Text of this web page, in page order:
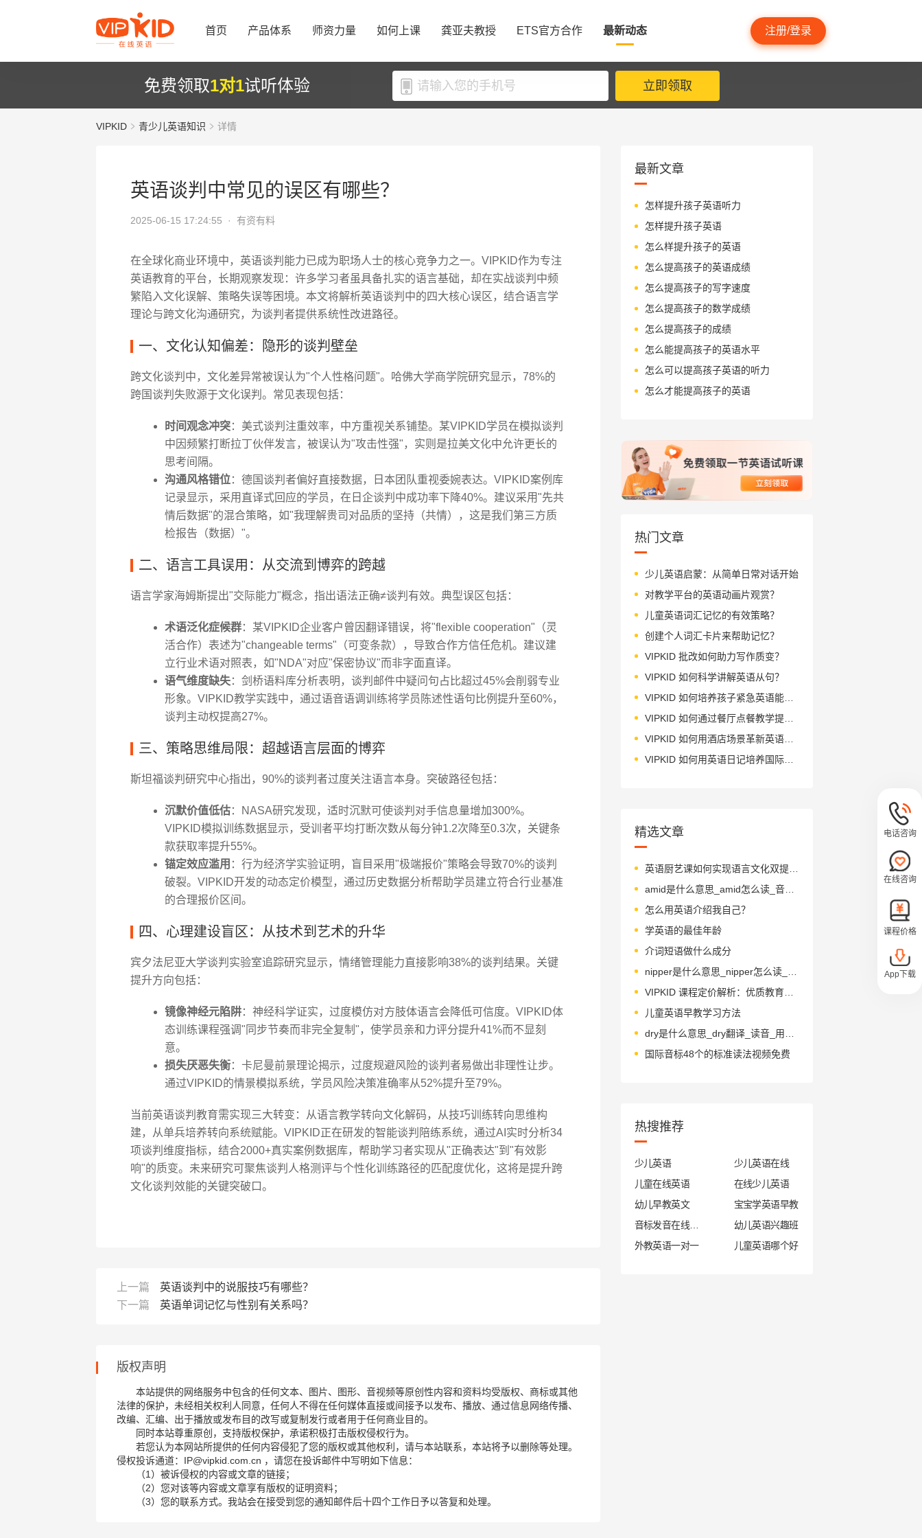
首页 产品体系 师资力量 如何上课 龚亚夫教授 ETS官方合作 最新动态 注册/登录
免费领取1对1试听体验 立即领取
VIPKID 青少儿英语知识 详情
英语谈判中常见的误区有哪些？
2025-06-15 17:24:55 · 有资有料
在全球化商业环境中，英语谈判能力已成为职场人士的核心竞争力之一。VIPKID作为专注
英语教育的平台，长期观察发现：许多学习者虽具备扎实的语言基础，却在实战谈判中频
繁陷入文化误解、策略失误等困境。本文将解析英语谈判中的四大核心误区，结合语言学
理论与跨文化沟通研究，为谈判者提供系统性改进路径。
一、文化认知偏差：隐形的谈判壁垒
跨文化谈判中，文化差异常被误认为"个人性格问题"。哈佛大学商学院研究显示，78%的
跨国谈判失败源于文化误判。常见表现包括：
时间观念冲突：美式谈判注重效率，中方重视关系铺垫。某VIPKID学员在模拟谈判
中因频繁打断拉丁伙伴发言，被误认为"攻击性强"，实则是拉美文化中允许更长的
思考间隔。
沟通风格错位：德国谈判者偏好直接数据，日本团队重视委婉表达。VIPKID案例库
记录显示，采用直译式回应的学员，在日企谈判中成功率下降40%。建议采用"先共
情后数据"的混合策略，如"我理解贵司对品质的坚持（共情），这是我们第三方质
检报告（数据）"。
二、语言工具误用：从交流到博弈的跨越
语言学家海姆斯提出"交际能力"概念，指出语法正确≠谈判有效。典型误区包括：
术语泛化症候群：某VIPKID企业客户曾因翻译错误，将"flexible cooperation"（灵
活合作）表述为"changeable terms"（可变条款），导致合作方信任危机。建议建
立行业术语对照表，如"NDA"对应"保密协议"而非字面直译。
语气维度缺失：剑桥语料库分析表明，谈判邮件中疑问句占比超过45%会削弱专业
形象。VIPKID教学实践中，通过语音语调训练将学员陈述性语句比例提升至60%，
谈判主动权提高27%。
三、策略思维局限：超越语言层面的博弈
斯坦福谈判研究中心指出，90%的谈判者过度关注语言本身。突破路径包括：
沉默价值低估：NASA研究发现，适时沉默可使谈判对手信息量增加300%。
VIPKID模拟训练数据显示，受训者平均打断次数从每分钟1.2次降至0.3次，关键条
款获取率提升55%。
锚定效应滥用 ：行为经济学实验证明，盲目采用"极端报价"策略会导致70%的谈判
破裂。VIPKID开发的动态定价模型，通过历史数据分析帮助学员建立符合行业基准
的合理报价区间。
四、心理建设盲区：从技术到艺术的升华
宾夕法尼亚大学谈判实验室追踪研究显示，情绪管理能力直接影响38%的谈判结果。关键
提升方向包括：
镜像神经元陷阱：神经科学证实，过度模仿对方肢体语言会降低可信度。VIPKID体
态训练课程强调"同步节奏而非完全复制"，使学员亲和力评分提升41%而不显刻
意。
损失厌恶失衡：卡尼曼前景理论揭示，过度规避风险的谈判者易做出非理性让步。
通过VIPKID的情景模拟系统，学员风险决策准确率从52%提升至79%。
当前英语谈判教育需实现三大转变：从语言教学转向文化解码，从技巧训练转向思维构
建，从单兵培养转向系统赋能。VIPKID正在研发的智能谈判陪练系统，通过AI实时分析34
项谈判维度指标，结合2000+真实案例数据库，帮助学习者实现从"正确表达"到"有效影
响"的质变。未来研究可聚焦谈判人格测评与个性化训练路径的匹配度优化，这将是提升跨
文化谈判效能的关键突破口。
上一篇
英语谈判中的说服技巧有哪些？
下一篇
英语单词记忆与性别有关系吗？
版权声明
本站提供的网络服务中包含的任何文本、图片、图形、音视频等原创性内容和资料均受版权、商标或其他
法律的保护，未经相关权利人同意，任何人不得在任何媒体直接或间接予以发布、播放、通过信息网络传播、
改编、汇编、出于播放或发布目的改写或复制发行或者用于任何商业目的。
同时本站尊重原创，支持版权保护，承诺积极打击版权侵权行为。
若您认为本网站所提供的任何内容侵犯了您的版权或其他权利，请与本站联系，本站将予以删除等处理。
侵权投诉通道：IP@vipkid.com.cn ，请您在投诉邮件中写明如下信息：
（1）被诉侵权的内容或文章的链接；
（2）您对该等内容或文章享有版权的证明资料；
（3）您的联系方式。我站会在接受到您的通知邮件后十四个工作日予以答复和处理。
最新文章
怎样提升孩子英语听力
怎样提升孩子英语
怎么样提升孩子的英语
怎么提高孩子的英语成绩
怎么提高孩子的写字速度
怎么提高孩子的数学成绩
怎么提高孩子的成绩
怎么能提高孩子的英语水平
怎么可以提高孩子英语的听力
怎么才能提高孩子的英语
热门文章
少儿英语启蒙：从简单日常对话开始
对教学平台的英语动画片观赏？
儿童英语词汇记忆的有效策略？
创建个人词汇卡片来帮助记忆？
VIPKID 批改如何助力写作质变？
VIPKID 如何科学讲解英语从句？
VIPKID 如何培养孩子紧急英语能力？
VIPKID 如何通过餐厅点餐教学提升少儿英语应用能力？
VIPKID 如何用酒店场景革新英语教学？
VIPKID 如何用英语日记培养国际化人才？
精选文章
英语厨艺课如何实现语言文化双提升？
amid是什么意思_amid怎么读_音标ə'mɪd
怎么用英语介绍我自己？
学英语的最佳年龄
介词短语做什么成分
VIPKID 课程定价解析：优质教育背后的价值支撑。
儿童英语早教学习方法
国际音标48个的标准读法视频免费
热搜推荐
少儿英语
少儿英语在线
儿童在线英语
在线少儿英语
幼儿早教英文
宝宝学英语早教
幼儿英语兴趣班
外教英语一对一
儿童英语哪个好
电话咨询
在线咨询
课程价格
App下载